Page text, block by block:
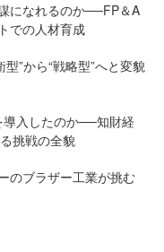
になれるのか──FP＆A
での人材育成
”から“戦略型”へと変貌
入したのか──知財経
挑戦の全貌
のブラザー工業が挑む